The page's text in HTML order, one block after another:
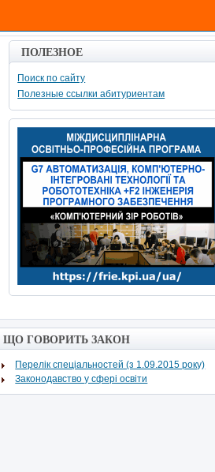
ПОЛЕЗНОЕ
Поиск по сайту
Полезные ссылки абитуриентам
ЩО ГОВОРИТЬ ЗАКОН
Перелік спеціальностей (з 1.09.2015 року)
Законодавство у сфері освіти